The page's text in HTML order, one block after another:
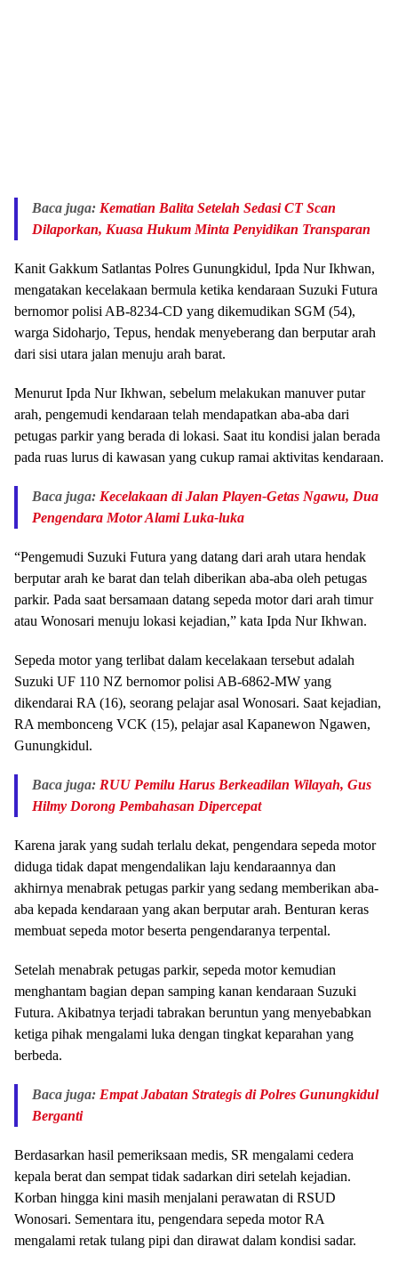
Baca juga: Kematian Balita Setelah Sedasi CT Scan
Dilaporkan, Kuasa Hukum Minta Penyidikan Transparan
Kanit Gakkum Satlantas Polres Gunungkidul, Ipda Nur Ikhwan,
mengatakan kecelakaan bermula ketika kendaraan Suzuki Futura
bernomor polisi AB-8234-CD yang dikemudikan SGM (54),
warga Sidoharjo, Tepus, hendak menyeberang dan berputar arah
dari sisi utara jalan menuju arah barat.
Menurut Ipda Nur Ikhwan, sebelum melakukan manuver putar
arah, pengemudi kendaraan telah mendapatkan aba-aba dari
petugas parkir yang berada di lokasi. Saat itu kondisi jalan berada
pada ruas lurus di kawasan yang cukup ramai aktivitas kendaraan.
Baca juga: Kecelakaan di Jalan Playen-Getas Ngawu, Dua
Pengendara Motor Alami Luka-luka
“Pengemudi Suzuki Futura yang datang dari arah utara hendak
berputar arah ke barat dan telah diberikan aba-aba oleh petugas
parkir. Pada saat bersamaan datang sepeda motor dari arah timur
atau Wonosari menuju lokasi kejadian,” kata Ipda Nur Ikhwan.
Sepeda motor yang terlibat dalam kecelakaan tersebut adalah
Suzuki UF 110 NZ bernomor polisi AB-6862-MW yang
dikendarai RA (16), seorang pelajar asal Wonosari. Saat kejadian,
RA membonceng VCK (15), pelajar asal Kapanewon Ngawen,
Gunungkidul.
Baca juga: RUU Pemilu Harus Berkeadilan Wilayah, Gus
Hilmy Dorong Pembahasan Dipercepat
Karena jarak yang sudah terlalu dekat, pengendara sepeda motor
diduga tidak dapat mengendalikan laju kendaraannya dan
akhirnya menabrak petugas parkir yang sedang memberikan aba-
aba kepada kendaraan yang akan berputar arah. Benturan keras
membuat sepeda motor beserta pengendaranya terpental.
Setelah menabrak petugas parkir, sepeda motor kemudian
menghantam bagian depan samping kanan kendaraan Suzuki
Futura. Akibatnya terjadi tabrakan beruntun yang menyebabkan
ketiga pihak mengalami luka dengan tingkat keparahan yang
berbeda.
Baca juga: Empat Jabatan Strategis di Polres Gunungkidul
Berganti
Berdasarkan hasil pemeriksaan medis, SR mengalami cedera
kepala berat dan sempat tidak sadarkan diri setelah kejadian.
Korban hingga kini masih menjalani perawatan di RSUD
Wonosari. Sementara itu, pengendara sepeda motor RA
mengalami retak tulang pipi dan dirawat dalam kondisi sadar.